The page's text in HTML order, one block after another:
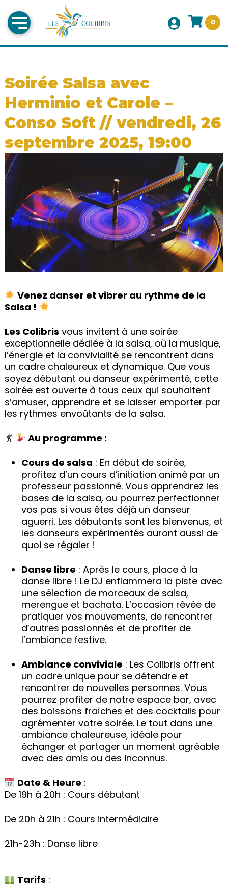
0
Soirée Salsa avec
Herminio et Carole –
Conso Soft // vendredi, 26
septembre 2025, 19:00
Venez danser et vibrer au rythme de la
Salsa !
Les Colibris vous invitent à une soirée
exceptionnelle dédiée à la salsa, où la musique,
l’énergie et la convivialité se rencontrent dans
un cadre chaleureux et dynamique. Que vous
soyez débutant ou danseur expérimenté, cette
soirée est ouverte à tous ceux qui souhaitent
s’amuser, apprendre et se laisser emporter par
les rythmes envoûtants de la salsa.
Au programme :
Cours de salsa : En début de soirée,
profitez d’un cours d’initiation animé par un
professeur passionné. Vous apprendrez les
bases de la salsa, ou pourrez perfectionner
vos pas si vous êtes déjà un danseur
aguerri. Les débutants sont les bienvenus, et
les danseurs expérimentés auront aussi de
quoi se régaler !
Danse libre : Après le cours, place à la
danse libre ! Le DJ enflammera la piste avec
une sélection de morceaux de salsa,
merengue et bachata. L’occasion rêvée de
pratiquer vos mouvements, de rencontrer
d’autres passionnés et de profiter de
l’ambiance festive.
Ambiance conviviale : Les Colibris offrent
un cadre unique pour se détendre et
rencontrer de nouvelles personnes. Vous
pourrez profiter de notre espace bar, avec
des boissons fraîches et des cocktails pour
agrémenter votre soirée. Le tout dans une
ambiance chaleureuse, idéale pour
échanger et partager un moment agréable
avec des amis ou des inconnus.
Date & Heure :
De 19h à 20h : Cours débutant
De 20h à 21h : Cours intermédiaire
21h-23h : Danse libre
Tarifs :